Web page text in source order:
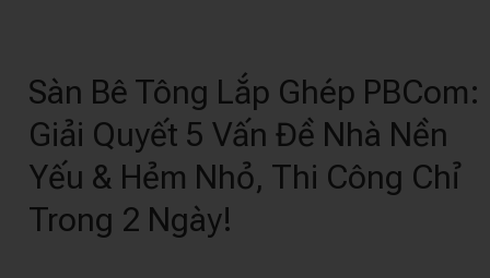
Sàn Bê Tông Lắp Ghép PBCom:
Giải Quyết 5 Vấn Đề Nhà Nền
Yếu & Hẻm Nhỏ, Thi Công Chỉ
Trong 2 Ngày!
Tông
Lắp
Ghép
PBCom:
Giải